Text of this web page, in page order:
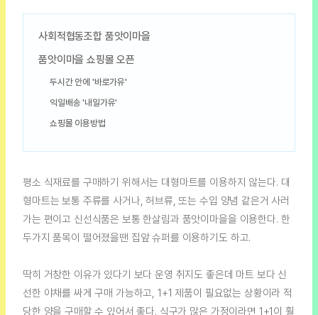
사회적협동조합 품앗이마을
품앗이마을 쇼핑몰 오픈
두시간 안에 '바로가유'
익일배송 '내일가유'
쇼핑몰 이용방법
평소 식재료를 구매하기 위해서는 대형마트를 이용하지 않는다. 대
형마트는 보통 주류를 사거나, 허브류, 또는 수입 양념 같은거 사러
가는 편이고 신선식품은 보통 한살림과 품앗이마을을 이용한다. 한
두가지 품목이 떨어졌을땐 집앞 슈퍼를 이용하기도 하고.
딱히 거창한 이유가 있다기 보다 운영 취지도 좋은데 마트 보다 신
선한 야채를 싸게 구매 가능하고, 1+1 제품이 필요없는 상황이라 적
당한 양을 구매할 수 있어서 좋다. 식구가 많은 가정이라면 1+1이 훨